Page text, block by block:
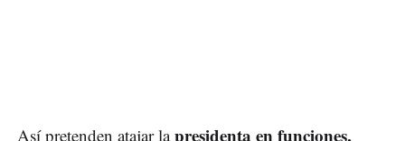
Así pretenden atajar lapresidenta en funciones,